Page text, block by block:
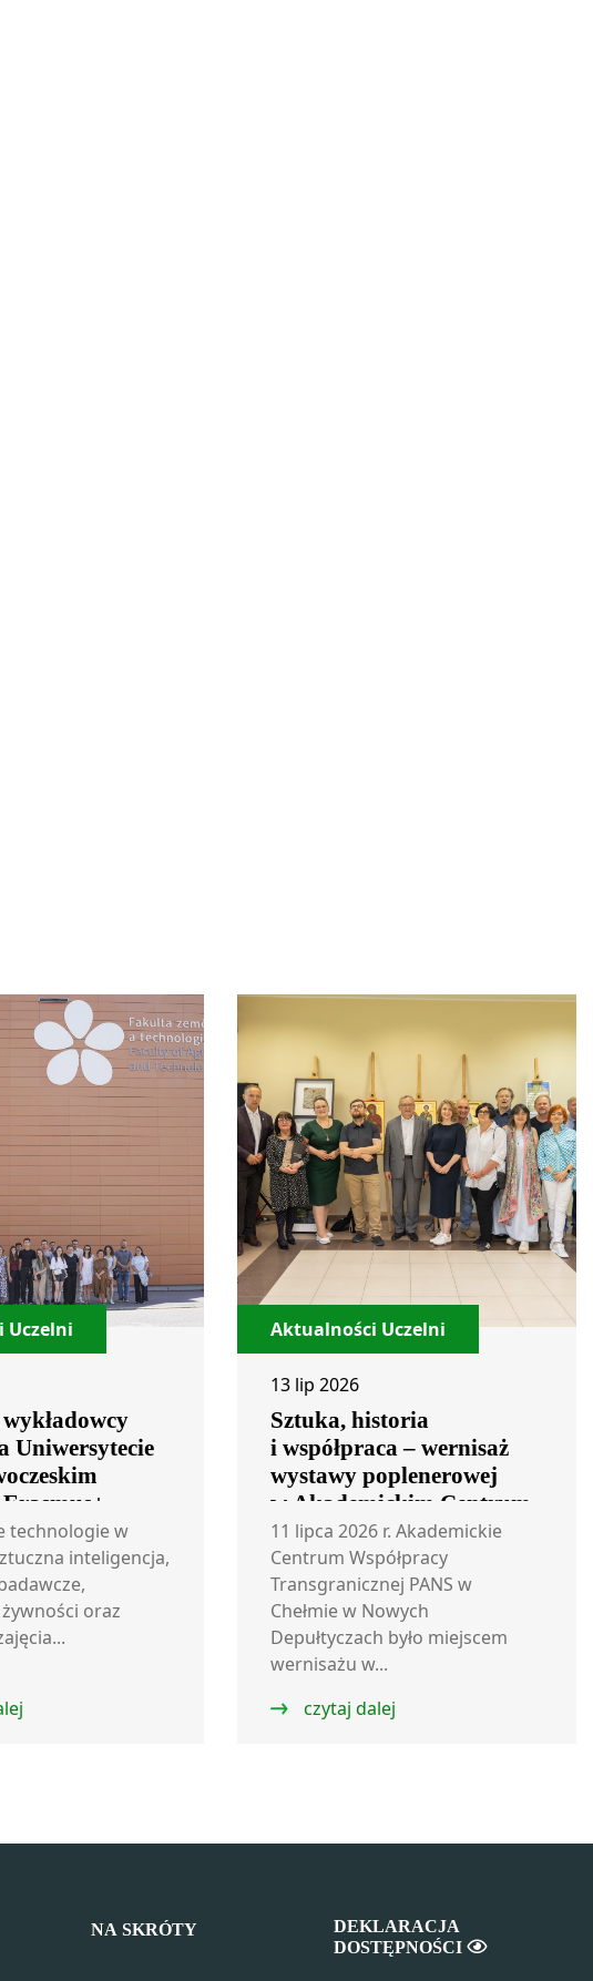
Uczelni
Uniwersytecie
technologie w
inteligencja,
oraz
Aktualności Uczelni
13 lip 2026
Sztuka, historia
i współpraca – wernisaż
wystawy poplenerowej
w Akademickim Centrum
Współpracy
Transgranicznej
11 lipca 2026 r. Akademickie
Centrum Współpracy
Transgranicznej PANS w
Chełmie w Nowych
Depułtyczach było miejscem
wernisażu w...
czytaj dalej
NA SKRÓTY
DEKLARACJA
DOSTĘPNOŚCI